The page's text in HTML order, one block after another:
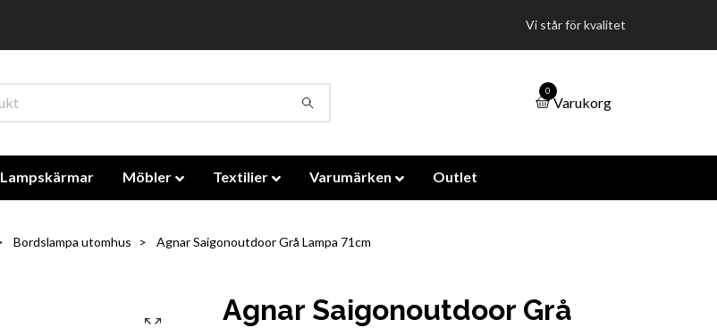
Vi står för kvalitet
0
Varukorg
Lampskärmar Möbler Textilier Varumärken Outlet
Bordslampa utomhus Agnar Saigonoutdoor Grå Lampa 71cm
Agnar Saigonoutdoor Grå